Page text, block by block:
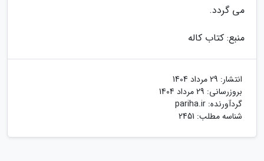
می گردد.
منبع: کتاب کاله
انتشار: 29 مرداد 1404
بروزرسانی: 29 مرداد 1404
گردآورنده: pariha.ir
شناسه مطلب: 2451